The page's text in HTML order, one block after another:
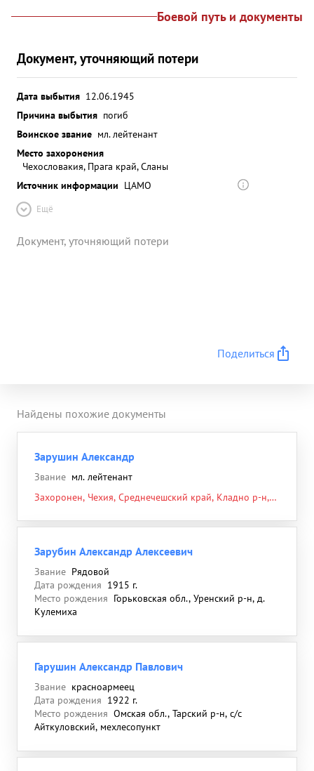
Боевой путь и документы
Документ, уточняющий потери
Дата выбытия 12.06.1945
Причина выбытия погиб
Воинское звание мл. лейтенант
Место захоронения
Чехословакия, Прага край, Сланы
Источник информации ЦАМО
Ещё
Документ, уточняющий потери
Поделиться
Найдены похожие документы
Зарушин Александр
Звание мл. лейтенант
Захоронен, Чехия, Среднечешский край, Кладно р-н,
Зарубин Александр Алексеевич
Звание Рядовой
Дата рождения 1915 г.
Место рождения Горьковская обл., Уренский р-н, д.
Кулемиха
Гарушин Александр Павлович
Звание красноармеец
Дата рождения 1922 г.
Место рождения Омская обл., Тарский р-н, с/с
Айткуловский, мехлесопункт